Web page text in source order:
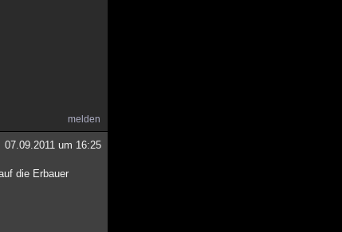
melden
07.09.2011 um 16:25
die Erbauer